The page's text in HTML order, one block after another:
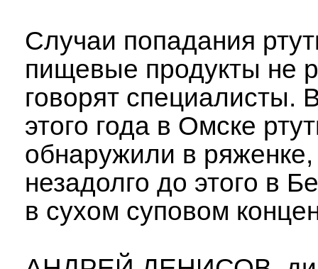
Случаи попадания
пищевые продукты не
говорят специалисты.
этого года в Омске
обнаружили в
незадолго до этого в
в сухом суповом